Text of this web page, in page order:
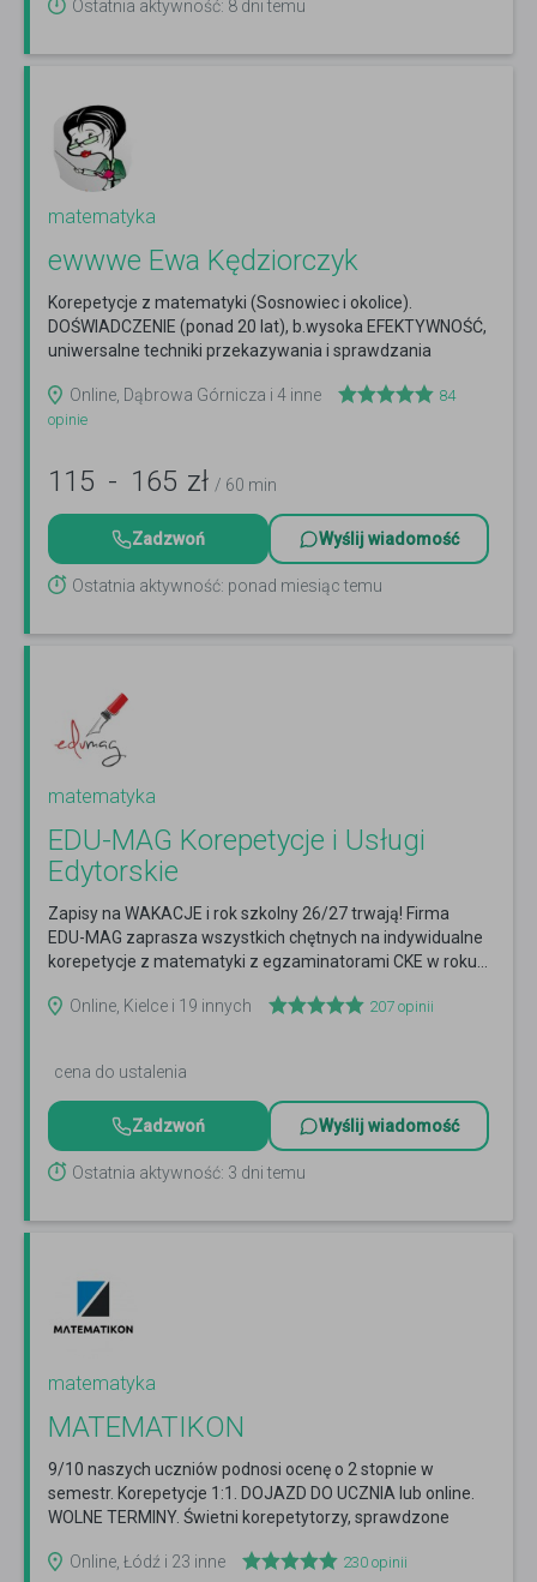
Ostatnia aktywność: 8 dni temu
matematyka
ewwwe Ewa Kędziorczyk
Korepetycje z matematyki (Sosnowiec i okolice).
DOŚWIADCZENIE (ponad 20 lat), b.wysoka EFEKTYWNOŚĆ,
uniwersalne techniki przekazywania i sprawdzania
Online, Dąbrowa Górnicza i 4 inne
84
opinie
115 - 165 zł / 60 min
Zadzwoń Wyślij wiadomość
Ostatnia aktywność: ponad miesiąc temu
matematyka
EDU-MAG Korepetycje i Usługi
Edytorskie
Zapisy na WAKACJE i rok szkolny 26/27 trwają! Firma
EDU-MAG zaprasza wszystkich chętnych na indywidualne
korepetycje z matematyki z egzaminatorami CKE w roku...
Online, Kielce i 19 innych
207 opinii
cena do ustalenia
Zadzwoń Wyślij wiadomość
Ostatnia aktywność: 3 dni temu
matematyka
MATEMATIKON
9/10 naszych uczniów podnosi ocenę o 2 stopnie w
semestr. Korepetycje 1:1. DOJAZD DO UCZNIA lub online.
WOLNE TERMINY. Świetni korepetytorzy, sprawdzone
Online, Łódź i 23 inne
230 opinii